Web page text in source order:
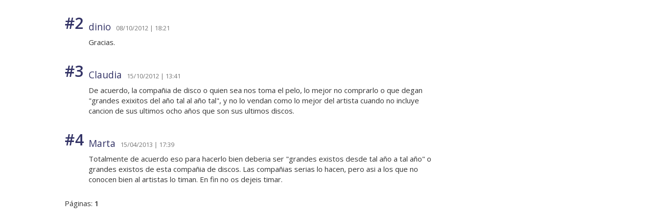
#2 dinio 08/10/2012 | 18:21
Gracias.
#3 Claudia 15/10/2012 | 13:41
De acuerdo, la compañia de disco o quien sea nos toma el pelo, lo mejor no comprarlo o que degan
"grandes exixitos del año tal al año tal", y no lo vendan como lo mejor del artista cuando no incluye
cancion de sus ultimos ocho años que son sus ultimos discos.
#4 Marta 15/04/2013 | 17:39
Totalmente de acuerdo eso para hacerlo bien deberia ser "grandes existos desde tal año a tal año" o
grandes existos de esta compañia de discos. Las compañias serias lo hacen, pero asi a los que no
conocen bien al artistas lo timan. En fin no os dejeis timar.
Páginas: 1